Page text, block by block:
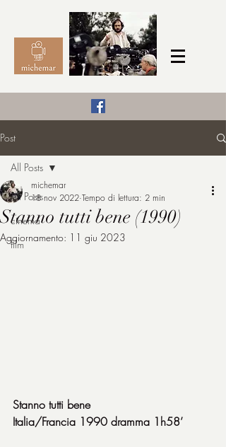
michemar
Post
All Posts
cinema
film
All Posts
Stanno tutti bene (1990)
michemar
18 nov 2022 Tempo di lettura: 2 min
Aggiornamento: 11 giu 2023
Stanno tutti bene
Italia/Francia 1990 dramma 1h58’